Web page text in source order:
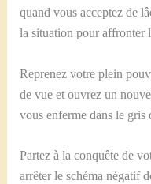
quand vous acceptez de
la situation pour affronter
Reprenez votre plein
de vue et ouvrez un
vous enferme dans le gris
Partez à la conquête de
arrêter le schéma négatif